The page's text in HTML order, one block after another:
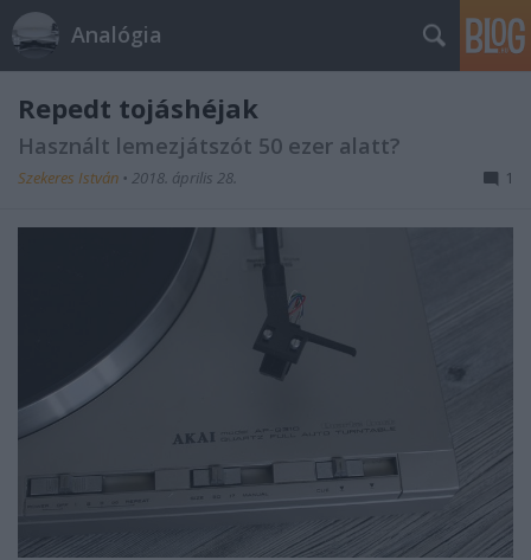
Analógia
Repedt tojáshéjak
Használt lemezjátszót 50 ezer alatt?
Szekeres István • 2018. április 28. 1